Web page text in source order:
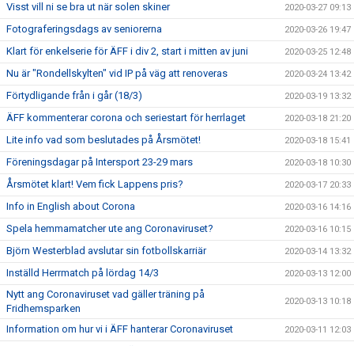
Visst vill ni se bra ut när solen skiner 2020-03-27 09:13
Fotograferingsdags av seniorerna 2020-03-26 19:47
Klart för enkelserie för ÄFF i div 2, start i mitten av juni 2020-03-25 12:48
Nu är "Rondellskylten" vid IP på väg att renoveras 2020-03-24 13:42
Förtydligande från i går (18/3) 2020-03-19 13:32
ÄFF kommenterar corona och seriestart för herrlaget 2020-03-18 21:20
Lite info vad som beslutades på Årsmötet! 2020-03-18 15:41
Föreningsdagar på Intersport 23-29 mars 2020-03-18 10:30
Årsmötet klart! Vem fick Lappens pris? 2020-03-17 20:33
Info in English about Corona 2020-03-16 14:16
Spela hemmamatcher ute ang Coronaviruset? 2020-03-16 10:15
Björn Westerblad avslutar sin fotbollskarriär 2020-03-14 13:32
Inställd Herrmatch på lördag 14/3 2020-03-13 12:00
Nytt ang Coronaviruset vad gäller träning på
Fridhemsparken
2020-03-13 10:18
Information om hur vi i ÄFF hanterar Coronaviruset 2020-03-11 12:03